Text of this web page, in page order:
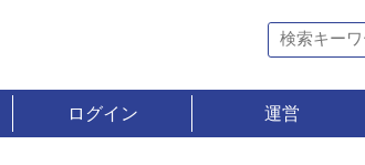
ログイン 運営